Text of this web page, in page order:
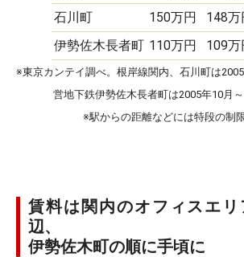
石川町
150万円 148万
伊勢佐木長者町 110万円 109万
※東京カンテイ調べ。根岸線関内、石川町は
営地下鉄伊勢佐木長者町は2005年10月～
※駅からの距離などには特段の制
賃料は関内のオフィスエリ
辺、
伊勢佐木町の順に手頃に